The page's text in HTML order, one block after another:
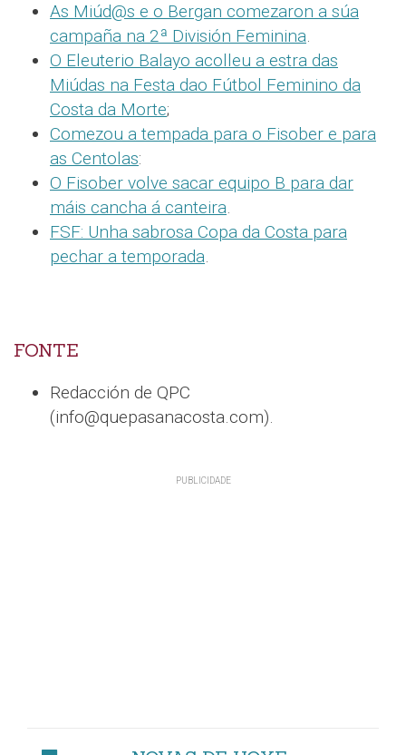
As Miúd@s e o Bergan comezaron a súa
campaña na 2ª División Feminina.
O Eleuterio Balayo acolleu a estra das
Miúdas na Festa dao Fútbol Feminino da
Costa da Morte;
Comezou a tempada para o Fisober e para
as Centolas:
O Fisober volve sacar equipo B para dar
máis cancha á canteira.
FSF: Unha sabrosa Copa da Costa para
pechar a temporada.
FONTE
Redacción de QPC
(info@quepasanacosta.com).